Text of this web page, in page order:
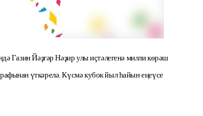
Газин Йәҙгәр Нәҙир улы иҫтәлегенә милли көрәш
үткәрелә. Күсмә кубок йыл һайын еңеүсе